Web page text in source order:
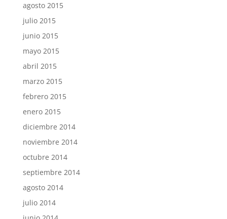
agosto 2015
julio 2015
junio 2015
mayo 2015
abril 2015
marzo 2015
febrero 2015
enero 2015
diciembre 2014
noviembre 2014
octubre 2014
septiembre 2014
agosto 2014
julio 2014